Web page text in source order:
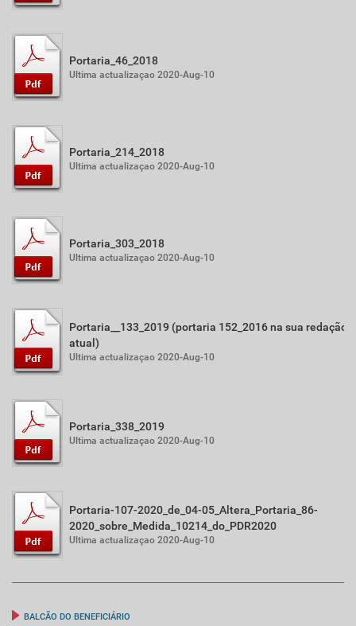
Portaria_46_2018
Ultima actualizaçao 2020-Aug-10
Portaria_214_2018
Ultima actualizaçao 2020-Aug-10
Portaria_303_2018
Ultima actualizaçao 2020-Aug-10
Portaria__133_2019 (portaria 152_2016 na sua redação
atual)
Ultima actualizaçao 2020-Aug-10
Portaria_338_2019
Ultima actualizaçao 2020-Aug-10
Portaria-107-2020_de_04-05_Altera_Portaria_86-
2020_sobre_Medida_10214_do_PDR2020
Ultima actualizaçao 2020-Aug-10
BALCÃO DO BENEFICIÁRIO